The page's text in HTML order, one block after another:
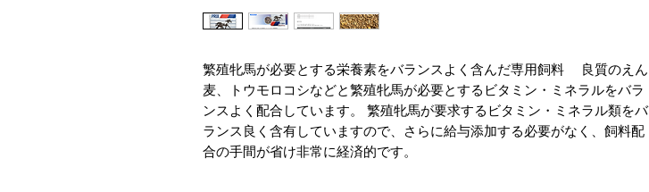
繁殖牝馬が必要とする栄養素をバランスよく含んだ専用飼料 良質のえん
麦、トウモロコシなどと繁殖牝馬が必要とするビタミン・ミネラルをバラ
ンスよく配合しています。 繁殖牝馬が要求するビタミン・ミネラル類をバ
ランス良く含有していますので、さらに給与添加する必要がなく、飼料配
合の手間が省け非常に経済的です。